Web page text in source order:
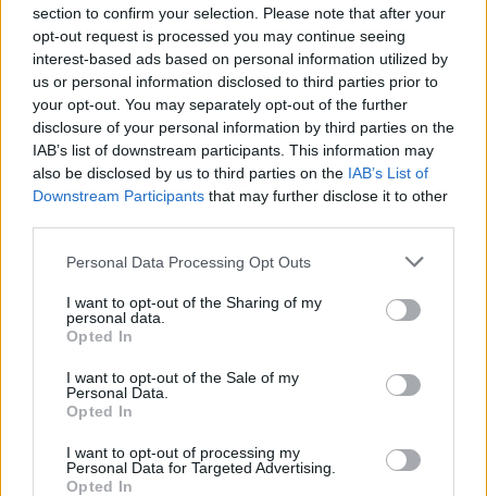
section to confirm your selection. Please note that after your
opt-out request is processed you may continue seeing
interest-based ads based on personal information utilized by
us or personal information disclosed to third parties prior to
your opt-out. You may separately opt-out of the further
disclosure of your personal information by third parties on the
IAB’s list of downstream participants. This information may
also be disclosed by us to third parties on the IAB’s List of
Downstream Participants that may further disclose it to other
Please note that this website/app uses one or more Google
not limited to your visit or usage behaviour. You may click to
grant or deny consent to Google and its third-party tags to
use your data for below specified purposes in below Google
consent section.
Personal Data Processing Opt Outs
I want to opt-out of the Sharing of my
personal data.
Opted In
I want to opt-out of the Sale of my
Personal Data.
Opted In
I want to opt-out of processing my
Personal Data for Targeted Advertising.
Opted In
Scoperte carcasse di moto e motori in container
destinati al Senegal
Ilaria Mauri · 4 Ago 2026